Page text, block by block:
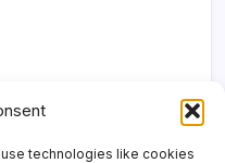
technologies like cookies